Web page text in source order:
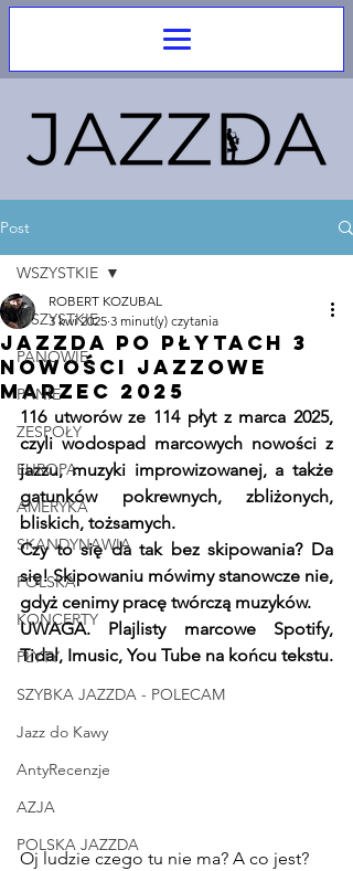
Post
WSZYSTKIE
PANOWIE
PANIE
ZESPOŁY
EUROPA
AMERYKA
SKANDYNAWIA
POLSKA
KONCERTY
PŁYTY
SZYBKA JAZZDA - POLECAM
Jazz do Kawy
AntyRecenzje
AZJA
POLSKA JAZZDA
WSZYSTKIE
Jazzda Po Płytach 3
Nowości Jazzowe
Marzec 2025
ROBERT KOZUBAL
3 kwi 2025 3 minut(y) czytania
116 utworów ze 114 płyt z marca 2025,
czyli wodospad marcowych nowości z
jazzu, muzyki improwizowanej, a także
gatunków pokrewnych, zbliżonych,
bliskich, tożsamych.
Czy to się da tak bez skipowania? Da
się! Skipowaniu mówimy stanowcze nie,
gdyż cenimy pracę twórczą muzyków.
UWAGA. Plajlisty marcowe Spotify,
Tidal, Imusic, You Tube na końcu tekstu.
Oj ludzie czego tu nie ma? A co jest?